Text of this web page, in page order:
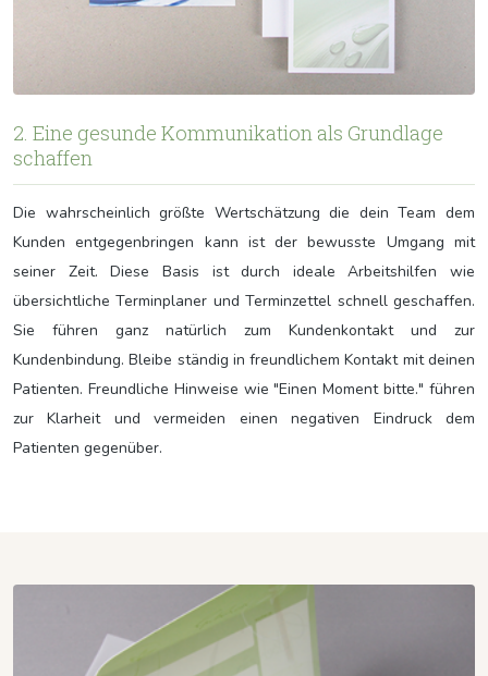
2. Eine gesunde Kommunikation als Grundlage
schaffen
Die wahrscheinlich größte Wertschätzung die dein Team dem
Kunden entgegenbringen kann ist der bewusste Umgang mit
seiner Zeit. Diese Basis ist durch ideale Arbeitshilfen wie
übersichtliche Terminplaner und Terminzettel schnell geschaffen.
Sie führen ganz natürlich zum Kundenkontakt und zur
Kundenbindung. Bleibe ständig in freundlichem Kontakt mit deinen
Patienten. Freundliche Hinweise wie "Einen Moment bitte." führen
zur Klarheit und vermeiden einen negativen Eindruck dem
Patienten gegenüber.